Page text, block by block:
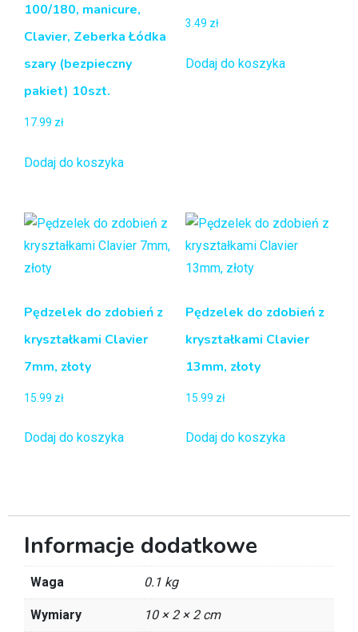
100/180, manicure,
Clavier, Zeberka Łódka
szary (bezpieczny
pakiet) 10szt.
17.99 zł
Dodaj do koszyka
3.49 zł
Dodaj do koszyka
Pędzelek do zdobień z
kryształkami Clavier
7mm, złoty
15.99 zł
Dodaj do koszyka
Pędzelek do zdobień z
kryształkami Clavier
13mm, złoty
15.99 zł
Dodaj do koszyka
Informacje dodatkowe
Waga 0.1 kg
Wymiary 10 × 2 × 2 cm